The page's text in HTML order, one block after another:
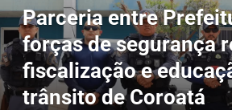
Parceria entre
forças de segurança
fiscalização e
trânsito de Coroatá